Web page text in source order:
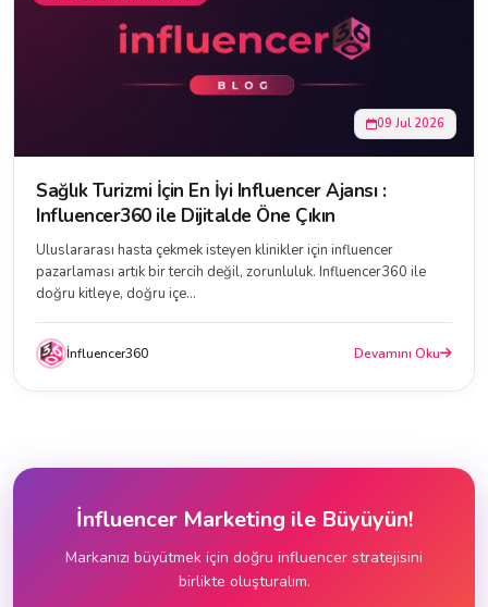
09 Jul 2026
Sağlık Turizmi İçin En İyi Influencer Ajansı :
Influencer360 ile Dijitalde Öne Çıkın
Uluslararası hasta çekmek isteyen klinikler için influencer
pazarlaması artık bir tercih değil, zorunluluk. Influencer360 ile
doğru kitleye, doğru içe...
İnfluencer360 Devamını Oku
İnfluencer Marketing ile Büyüyün!
Markanızı büyütmek için doğru influencer stratejisini
birlikte oluşturalım.